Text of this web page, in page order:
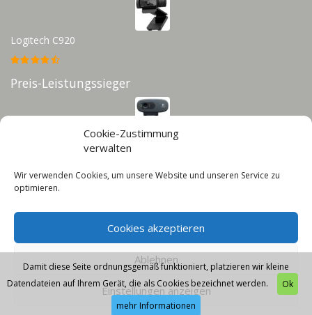
Cookie-Zustimmung
verwalten
Wir verwenden Cookies, um unsere Website und unseren Service zu
optimieren.
Cookies akzeptieren
Ablehnen
Einstellungen anzeigen
Logitech C920
Preis-Leistungssieger
Infos
Cookie-Richtlinie (EU)
© 2026 - Webcam-Guru - Diese Seite läuft mit dem Affiliate Theme von
Damit diese Seite ordnungsgemäß funktioniert, platzieren wir kleine
Datendateien auf Ihrem Gerät, die als Cookies bezeichnet werden.
Ok
mehr Informationen